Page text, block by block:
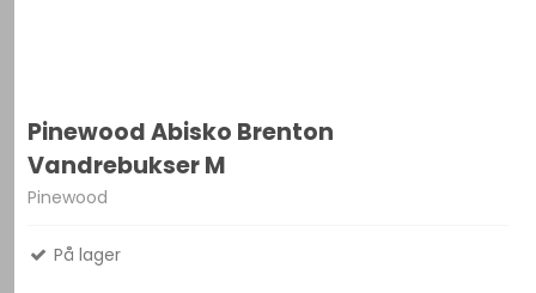
Pinewood Abisko Brenton
Vandrebukser M
Pinewood
På lager